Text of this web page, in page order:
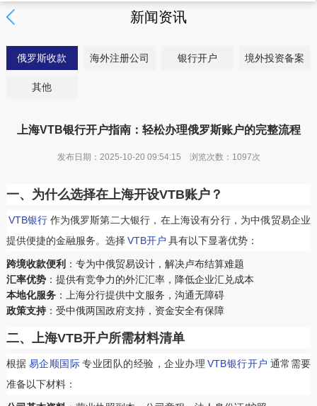
新闻资讯
俄罗斯收款 海外注册公司 银行开户 境外投资备案
其他
‌上海VTB银行开户指南：轻松办理俄罗斯账户的完整流程
发布日期：2025-10-20 09:54:15 浏览次数： 1097次
一、为什么选择在上海开设VTB账户？
VTB银行 作为俄罗斯第二大银行，在上海设有分行，为中俄贸易企业
提供便捷的金融服务。选择VTB开户 具有以下显著优势：
跨境收款便利 ‌：专为中俄贸易设计，解决卢布结算难题
汇率优势‌：提供有竞争力的外汇汇率，降低企业汇兑成本
本地化服务‌：上海分行提供中文服务，沟通无障碍
政策支持‌：受中俄两国政府支持，资金安全有保障
二、上海VTB开户所需材料清单
根据 易企顺国际 专业团队的经验，企业办理 VTB银行开户 通常需要
准备以下材料：